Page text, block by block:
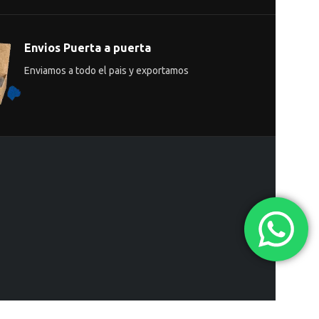
Envios Puerta a puerta
Enviamos a todo el pais y exportamos